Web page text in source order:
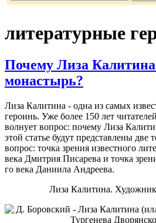
литературные
Почему Лиза
монастырь?
Лиза Калитина - одна из самых
героинь. Уже более 150 лет
волнует вопрос: почему Лиза
этой статье будут представлены две
вопрос: точка зрения известного
века Дмитрия Писарева и точка
го века Даниила Андреева.
Лиза Калитина.